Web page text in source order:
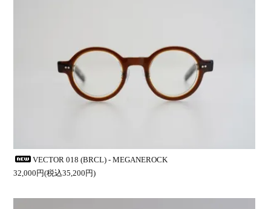
VECTOR 018 (BRCL) - MEGANEROCK
32,000円(税込35,200円)